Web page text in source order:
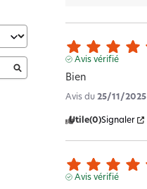
Avis vérifié
Bien
Avis du25/11/2025
Utile(0)Signaler
Avis vérifié